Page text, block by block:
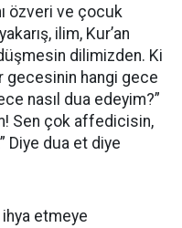
özveri ve çocuk
ilim, Kur’an
dilimizden. Ki
gecesinin hangi gece
nasıl dua edeyim?”
Sen çok affedicisin,
Diye dua et diye
etmeye